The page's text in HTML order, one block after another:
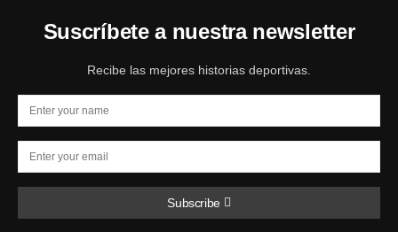
Suscríbete a nuestra newsletter
Recibe las mejores historias deportivas.
Subscribe